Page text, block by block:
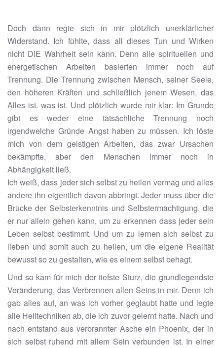
Doch dann regte sich in mir plötzlich unerklärlicher
Widerstand. Ich fühlte, dass all dieses Tun und Wirken
nicht DIE Wahrheit sein kann. Denn alle spirituellen und
energetischen Arbeiten basierten immer noch auf
Trennung. Die Trennung zwischen Mensch, seiner Seele,
den höheren Kräften und schließlich jenem Wesen, das
Alles ist. was ist. Und plötzlich wurde mir klar: Im Grunde
gibt es weder eine tatsächliche Trennung noch
irgendwelche Gründe Angst haben zu müssen. Ich löste
mich von dem geistigen Arbeiten, das zwar Ursachen
bekämpfte, aber den Menschen immer noch in
Abhängigkeit ließ.
Ich weiß, dass jeder sich selbst zu heilen vermag und alles
andere ihn eigentlich davon abbringt. Jeder muss über die
Brücke der Selbsterkenntnis und Selbstermächtigung, die
er nur allein gehen kann, um zu erkennen dass jeder sein
Leben selbst bestimmt. Und um zu lernen sich selbst zu
lieben und somit auch zu heilen, um die eigene Realität
bewusst so zu gestalten, wie es einem selbst behagt.
Und so kam für mich der tiefste Sturz, die grundlegendste
Veränderung, das Verbrennen allen Seins in mir. Denn ich
gab alles auf, an was ich vorher geglaubt hatte und legte
alle Heiltechniken ab, die ich zuvor gelernt hatte. Nach und
nach entstand aus verbrannter Asche ein Phoenix, der in
sich selbst ruhend mit allem Sein verbunden ist. In einer